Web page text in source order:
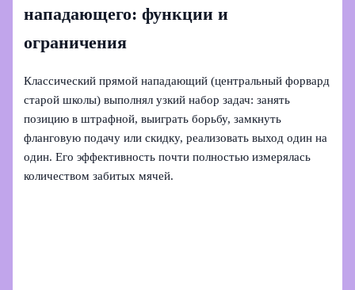
нападающего: функции и
ограничения
Классический прямой нападающий (центральный форвард
старой школы) выполнял узкий набор задач: занять
позицию в штрафной, выиграть борьбу, замкнуть
фланговую подачу или скидку, реализовать выход один на
один. Его эффективность почти полностью измерялась
количеством забитых мячей.